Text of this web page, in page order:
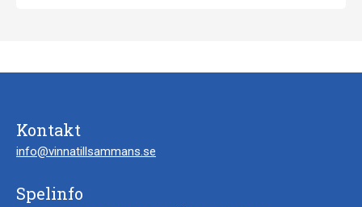
Kontakt
info@vinnatillsammans.se
Spelinfo